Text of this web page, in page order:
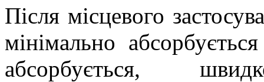
Після місцевого
мінімально
абсорбується,